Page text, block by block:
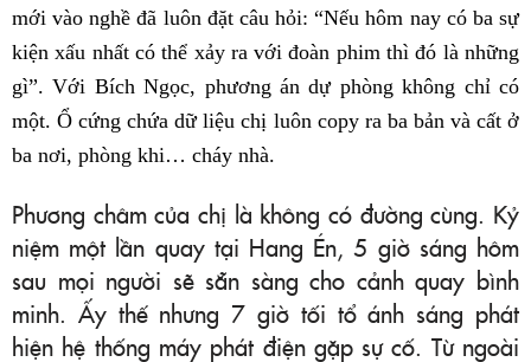
mới vào nghề đã luôn đặt câu hỏi: “Nếu hôm nay có ba sự
kiện xấu nhất có thể xảy ra với đoàn phim thì đó là những
gì”. Với Bích Ngọc, phương án dự phòng không chỉ có
một. Ổ cứng chứa dữ liệu chị luôn copy ra ba bản và cất ở
ba nơi, phòng khi… cháy nhà.
Phương châm của chị là không có đường cùng. Kỷ
niệm một lần quay tại Hang Én, 5 giờ sáng hôm
sau mọi người sẽ sẵn sàng cho cảnh quay bình
minh. Ấy thế nhưng 7 giờ tối tổ ánh sáng phát
hiện hệ thống máy phát điện gặp sự cố. Từ ngoài